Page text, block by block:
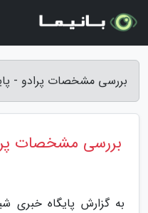
بررسی مشخصات پرادو -
بررسی مشخصات
به گزارش پایگاه خبری